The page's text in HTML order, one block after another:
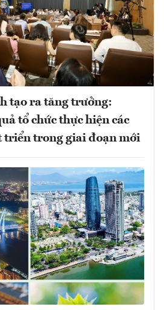
tạo ra tăng trưởng:
tổ chức thực hiện các
triển trong giai đoạn mới